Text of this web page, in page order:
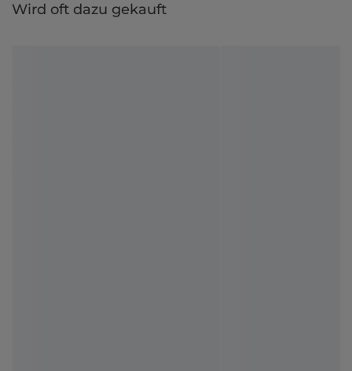
Wird oft dazu gekauft